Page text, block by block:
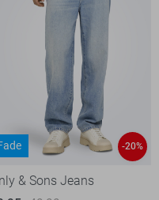
-20%
& Sons Jeans